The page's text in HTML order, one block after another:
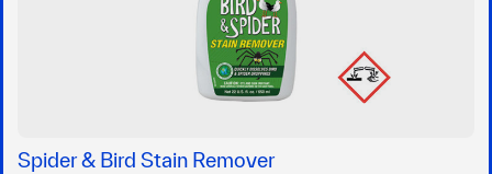
Spider & Bird Stain Remover